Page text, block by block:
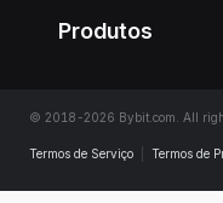
Produtos
© 2018-2026 Bybit.com. All
Termos de Serviço Termos de